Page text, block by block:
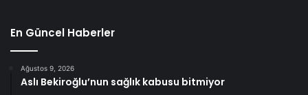
En Güncel Haberler
Ağustos 9, 2026
Aslı Bekiroğlu’nun sağlık kabusu bitmiyor